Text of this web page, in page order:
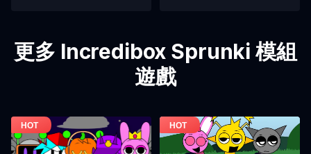
更多 Incredibox Sprunki 模組
遊戲